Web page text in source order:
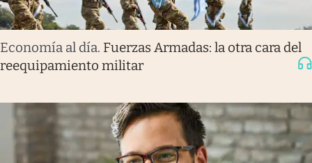
Economía al día. Fuerzas Armadas: la otra cara del
reequipamiento militar